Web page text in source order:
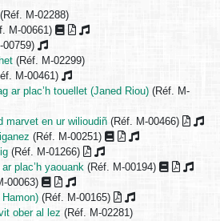
(Réf. M-02288)
M-00661)
00759)
(Réf. M-02299)
M-00461)
ar plac’h touellet (Janed Riou) (Réf. M-
marvet en ur wilioudiñ (Réf. M-00466)
(Réf. M-00251)
(Réf. M-01266)
plac’h yaouank (Réf. M-00194)
00063)
(Réf. M-00165)
ober al lez (Réf. M-02281)